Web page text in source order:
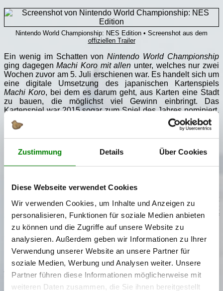
Zustimmung Details Über Cookies
Diese Webseite verwendet Cookies
Wir verwenden Cookies, um Inhalte und Anzeigen zu
personalisieren, Funktionen für soziale Medien anbieten
zu können und die Zugriffe auf unsere Website zu
analysieren. Außerdem geben wir Informationen zu Ihrer
Verwendung unserer Website an unsere Partner für
soziale Medien, Werbung und Analysen weiter. Unsere
Partner führen diese Informationen möglicherweise mit
weiteren Daten zusammen, die Sie ihnen bereitgestellt
Nintendo World Championship: NES Edition • Screenshot aus dem
offiziellen Trailer
Ein wenig im Schatten vonNintendo World Championship
ging dagegenMachi Koro mit allen unter, welches nur zwei
Wochen zuvor am 5. Juli erschienen war. Es handelt sich um
eine digitale Umsetzung des japanischen Kartenspiels
Machi Koro, bei dem es darum geht, aus Karten eine Stadt
zu bauen, die möglichst viel Gewinn einbringt. Das
Kartenspiel war 2015 sogar zum Spiel des Jahres nominiert,
verlor dann aber letzten Endes gegen
Colt Express. Weil ich
aberMachi Koro
damals gern gespielt habe, freue ich mich
umso mehr darüber, dass es jetzt, fast zehn Jahre später,
2024 nach erfolgreicher Crowdfunding-Kampagne heraus
und lässt die Spieler mit Hilfe der Karten eine möglichst
sinnvolleJapan-Reisein Tokyo und Kyoto planen. Leider ist
das Spiel nicht auf Deutsch verfügbar, aber auch auf
Englisch ist es sehr leicht verständlich und super spielbar.
Let's Go to Japan!- meine Empfehlung für alle, die auch gern
mal abseits vom Bildschirm spielen!
Nicht vergessen werden darf, dass 2024 auch ein neues
-Spiel herauskam - das hätte ich nämlich tatsächlich
fast vergessen, weil ich es selbst gar nicht gespielt habe!
Dabei könnte mirZelda: Echoes of Wisdom, welches am 26.